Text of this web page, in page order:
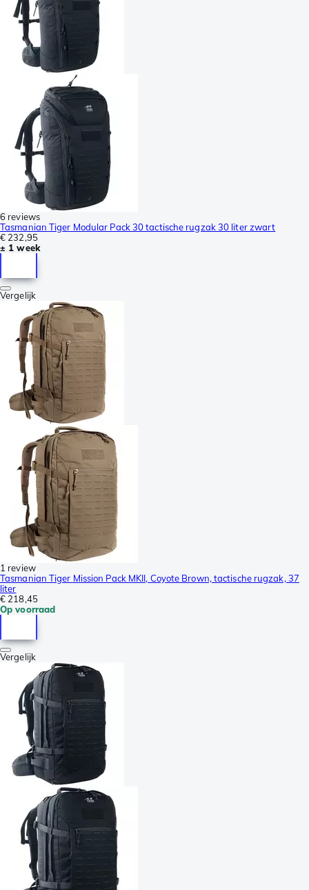
6 reviews
Tasmanian Tiger Modular Pack 30 tactische rugzak 30 liter zwart
€ 232,95
± 1 week
Vergelijk
1 review
Tasmanian Tiger Mission Pack MKII, Coyote Brown, tactische rugzak, 37
liter
€ 218,45
Op voorraad
Vergelijk